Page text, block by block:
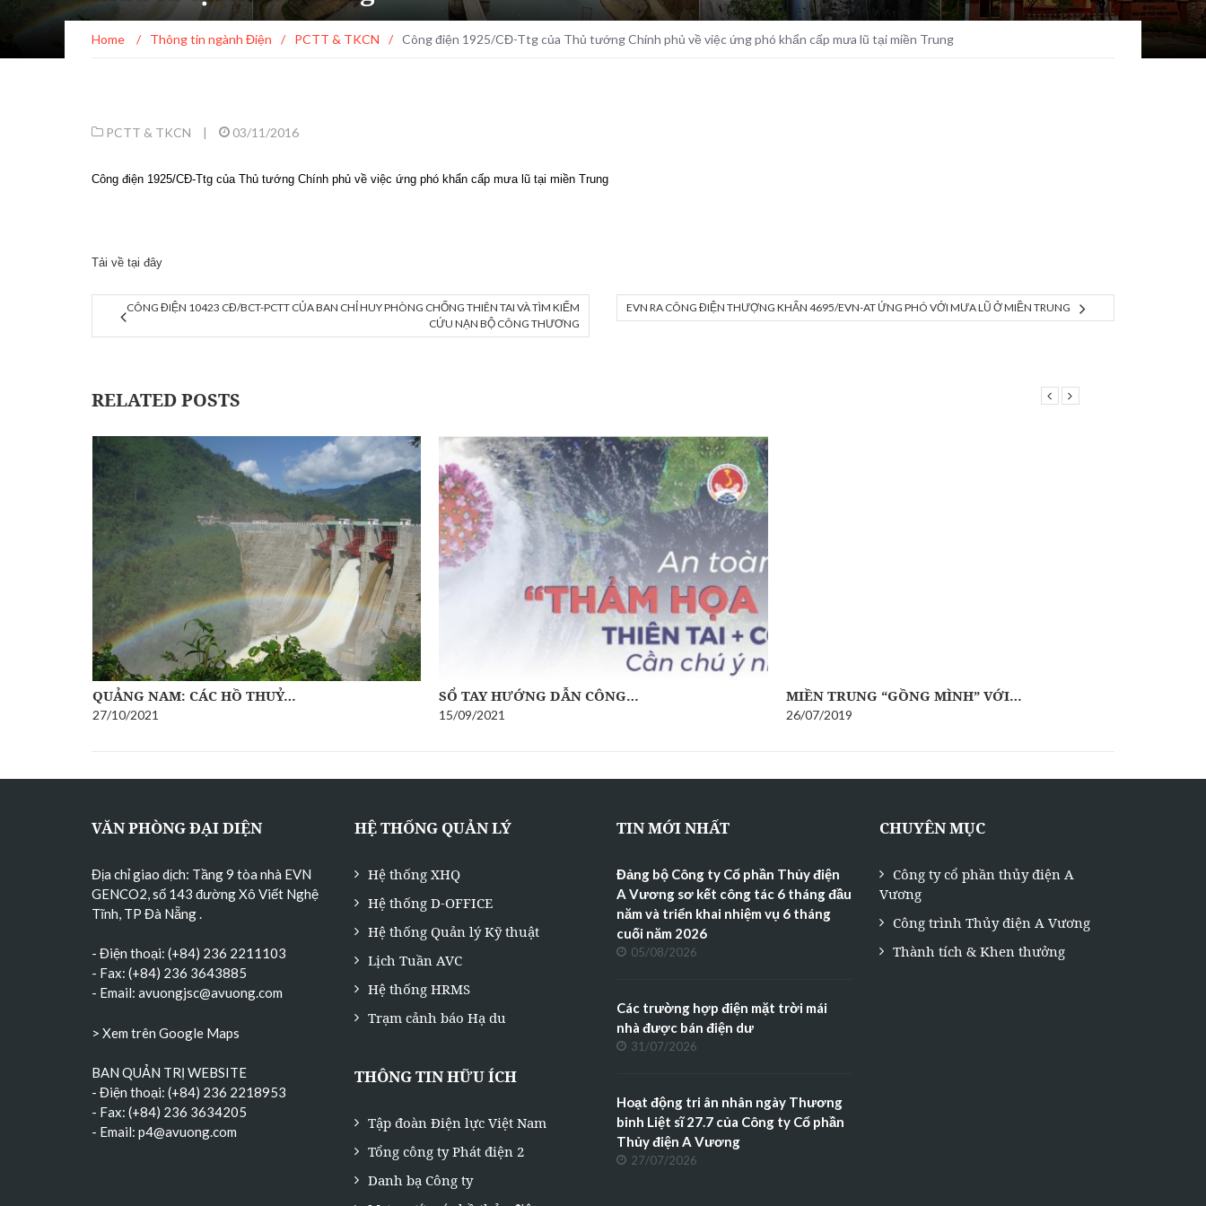
Home / Thông tin ngành Điện / PCTT & TKCN / Công điện 1925/CĐ-Ttg của Thủ tướng Chính phủ về việc ứng phó khẩn cấp mưa lũ tại miền Trung
PCTT & TKCN | 03/11/2016
Công điện 1925/CĐ-Ttg của Thủ tướng Chính phủ về việc ứng phó khẩn cấp mưa lũ tại miền Trung
Tải về tại đây
CÔNG ĐIỆN 10423 CĐ/BCT-PCTT CỦA BAN CHỈ HUY PHÒNG CHỐNG THIÊN TAI VÀ TÌM KIẾM
CỨU NẠN BỘ CÔNG THƯƠNG
EVN RA CÔNG ĐIỆN THƯỢNG KHẨN 4695/EVN-AT ỨNG PHÓ VỚI MƯA LŨ Ở MIỀN TRUNG
RELATED POSTS
QUẢNG NAM: CÁC HỒ THUỶ…
27/10/2021
SỔ TAY HƯỚNG DẪN CÔNG…
15/09/2021
MIỀN TRUNG “GỒNG MÌNH” VỚI…
26/07/2019
VĂN PHÒNG ĐẠI DIỆN
Địa chỉ giao dịch: Tầng 9 tòa nhà EVN
GENCO2, số 143 đường Xô Viết Nghệ
Tĩnh, TP Đà Nẵng.
- Điện thoại: (+84) 236 2211103
- Fax: (+84) 236 3643885
- Email: avuongjsc@avuong.com
> Xem trên Google Maps
BAN QUẢN TRỊ WEBSITE
- Điện thoại: (+84) 236 2218953
- Fax: (+84) 236 3634205
- Email: p4@avuong.com
HỆ THỐNG QUẢN LÝ
Hệ thống XHQ
Hệ thống D-OFFICE
Hệ thống Quản lý Kỹ thuật
Lịch Tuần AVC
Hệ thống HRMS
Trạm cảnh báo Hạ du
THÔNG TIN HỮU ÍCH
Tập đoàn Điện lực Việt Nam
Tổng công ty Phát điện 2
Danh bạ Công ty
TIN MỚI NHẤT
Đảng bộ Công ty Cổ phần Thủy điện
A Vương sơ kết công tác 6 tháng đầu
năm và triển khai nhiệm vụ 6 tháng
cuối năm 2026
05/08/2026
Các trường hợp điện mặt trời mái
nhà được bán điện dư
31/07/2026
Hoạt động tri ân nhân ngày Thương
binh Liệt sĩ 27.7 của Công ty Cổ phần
Thủy điện A Vương
27/07/2026
CHUYÊN MỤC
Công ty cổ phần thủy điện A
Vương
Công trình Thủy điện A Vương
Thành tích & Khen thưởng